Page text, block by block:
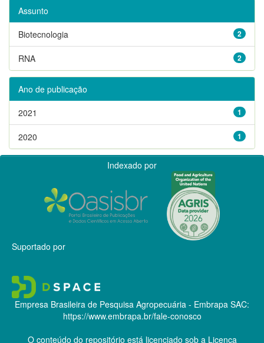
Assunto
2
Biotecnologia
2
RNA
Ano de publicação
1
2021
1
2020
Indexado por
Suportado por
Empresa Brasileira de Pesquisa Agropecuária - Embrapa SAC:
https://www.embrapa.br/fale-conosco
O conteúdo do repositório está licenciado sob a Licença